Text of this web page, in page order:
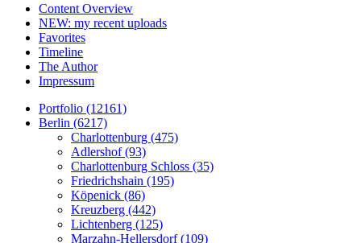
Content Overview
NEW: my recent uploads
Favorites
Timeline
The Author
Impressum
Portfolio (12161)
Berlin (6217)
Charlottenburg (475)
Adlershof (93)
Charlottenburg Schloss (35)
Friedrichshain (195)
Köpenick (86)
Kreuzberg (442)
Lichtenberg (125)
Marzahn-Hellersdorf (109)